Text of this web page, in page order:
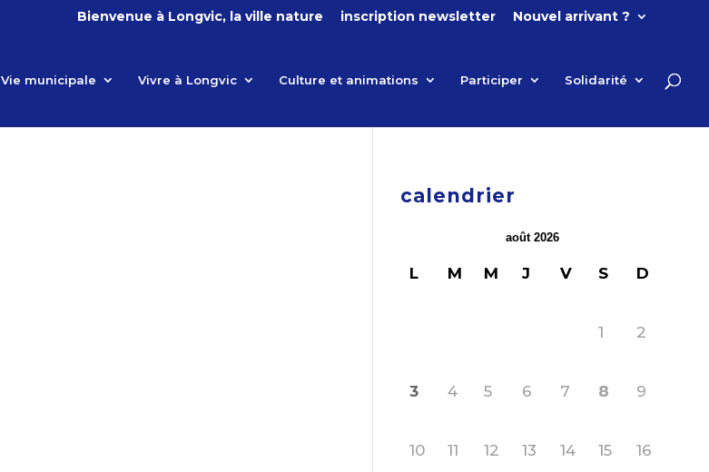
Bienvenue à Longvic, la ville nature inscription newsletter Nouvel arrivant ?
Vie municipale Vivre à Longvic Culture et animations Participer Solidarité
calendrier
août 2026
L M M J V S D
1 2
3 4 5 6 7 8 9
10 11 12 13 14 15 16